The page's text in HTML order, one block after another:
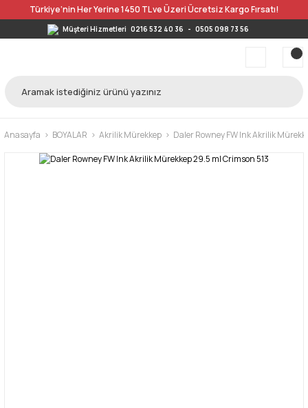
Türkiye’nin Her Yerine 1450 TL ve Üzeri Ücretsiz Kargo Fırsatı!
Müşteri Hizmetleri 0216 532 40 36 - 0505 098 73 56
Anasayfa BOYALAR Akrilik Mürekkep Daler Rowney FW Ink Akrilik